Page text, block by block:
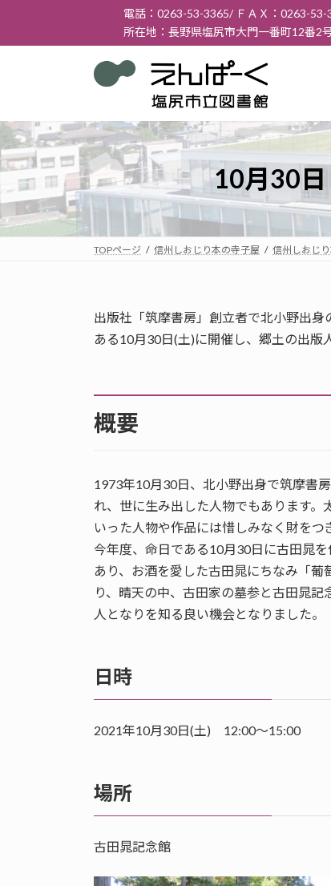
テ
ス
キ
ッ
ゲ
ン
に
移
電話：0263-53-3365/ ＦＡＸ：0263-53-
所在地：長野県塩尻市大門一番町12番2
10月30日
TOPページ 信州しおじり本の寺子屋 信州しおじり
出版社「筑摩書房」創立者で北小野出
ある10月30日(土)に開催し、郷土の出版
概要
1973年10月30日、北小野出身で筑摩書
れ、世に生み出した人物でもあります
いった人物や作品には惜しみなく財をつ
今年度、命日である10月30日に古田晁
あり、お酒を愛した古田晁にちなみ「
り、晴天の中、古田家の墓参と古田晁
人となりを知る良い機会となりました。
日時
2021年10月30日(土) 12:00～15:00
場所
古田晁記念館